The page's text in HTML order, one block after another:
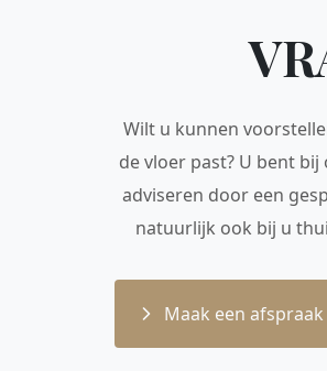
Wilt u kunnen
de vloer past? U bent
adviseren door een
natuurlijk ook bij u
Maak een afspraak